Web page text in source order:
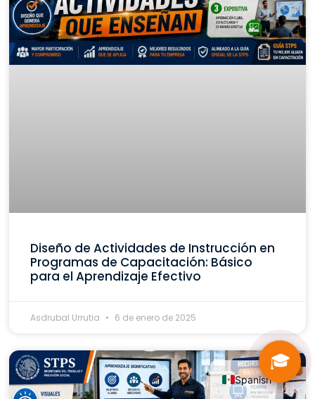
Diseño de Actividades de Instrucción en
Programas de Capacitación: Básico
para el Aprendizaje Efectivo
Asdrubal Urrutia 6 de enero de 2025
🎓
Spanish